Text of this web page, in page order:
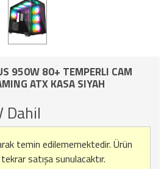
950W 80+ TEMPERLI CAM
ATX KASA SIYAH
Dahil
temin edilememektedir. Ürün
satışa sunulacaktır.